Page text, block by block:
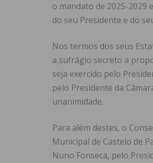
o mandato de 2025-2029
do seu Presidente e do
Nos termos dos seus
a sufrágio secreto a
seja exercido pelo
pelo Presidente da
unanimidade.
Para além destes, o
Municipal de Castelo de
Nuno Fonseca, pelo